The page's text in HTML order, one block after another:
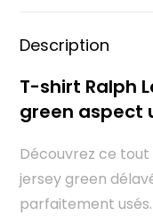
Description
T-shirt Ralph
green aspect
Découvrez ce tout
jersey green
parfaitement